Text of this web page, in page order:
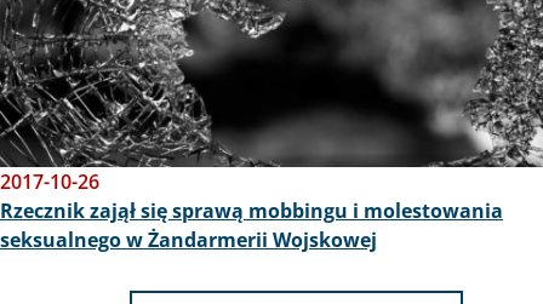
2017-10-26
Rzecznik zajął się sprawą mobbingu i molestowania
seksualnego w Żandarmerii Wojskowej